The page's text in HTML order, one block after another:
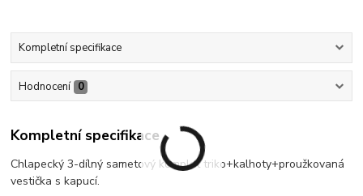
Kompletní specifikace
Hodnocení 0
Kompletní specifikace
Chlapecký 3-dílný sametový komplet triko+kalhoty+proužkovaná
vestička s kapucí.